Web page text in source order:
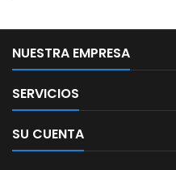
NUESTRA EMPRESA
SERVICIOS
SU CUENTA